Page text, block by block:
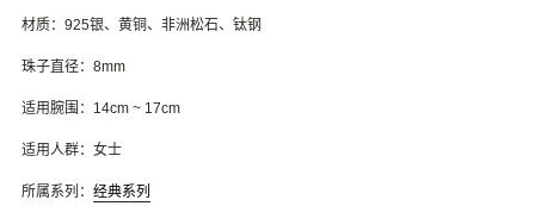
材质：925银、黄铜、非洲松石、钛钢
珠子直径：8mm
适用腕围：14cm ~ 17cm
适用人群：女士
所属系列： 经典系列